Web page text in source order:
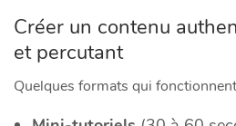
Créer un contenu
et percutant
Quelques formats qui